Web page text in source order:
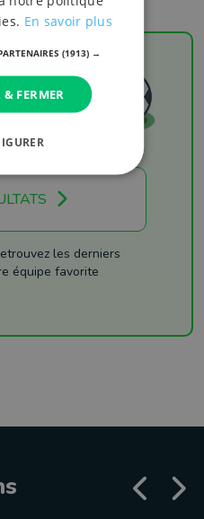
les derniers
équipe favorite
En savoir plus
(1913) →
& FERMER